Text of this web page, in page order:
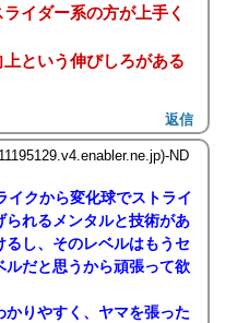
イダー系の方が上手く
という伸びしろがある
返信
ND
イクから変化球でストライ
られるメンタルと技術があ
し、そのレベルはもうセ
ルだと思うから頑張って欲
りやすく、ヤマを張った